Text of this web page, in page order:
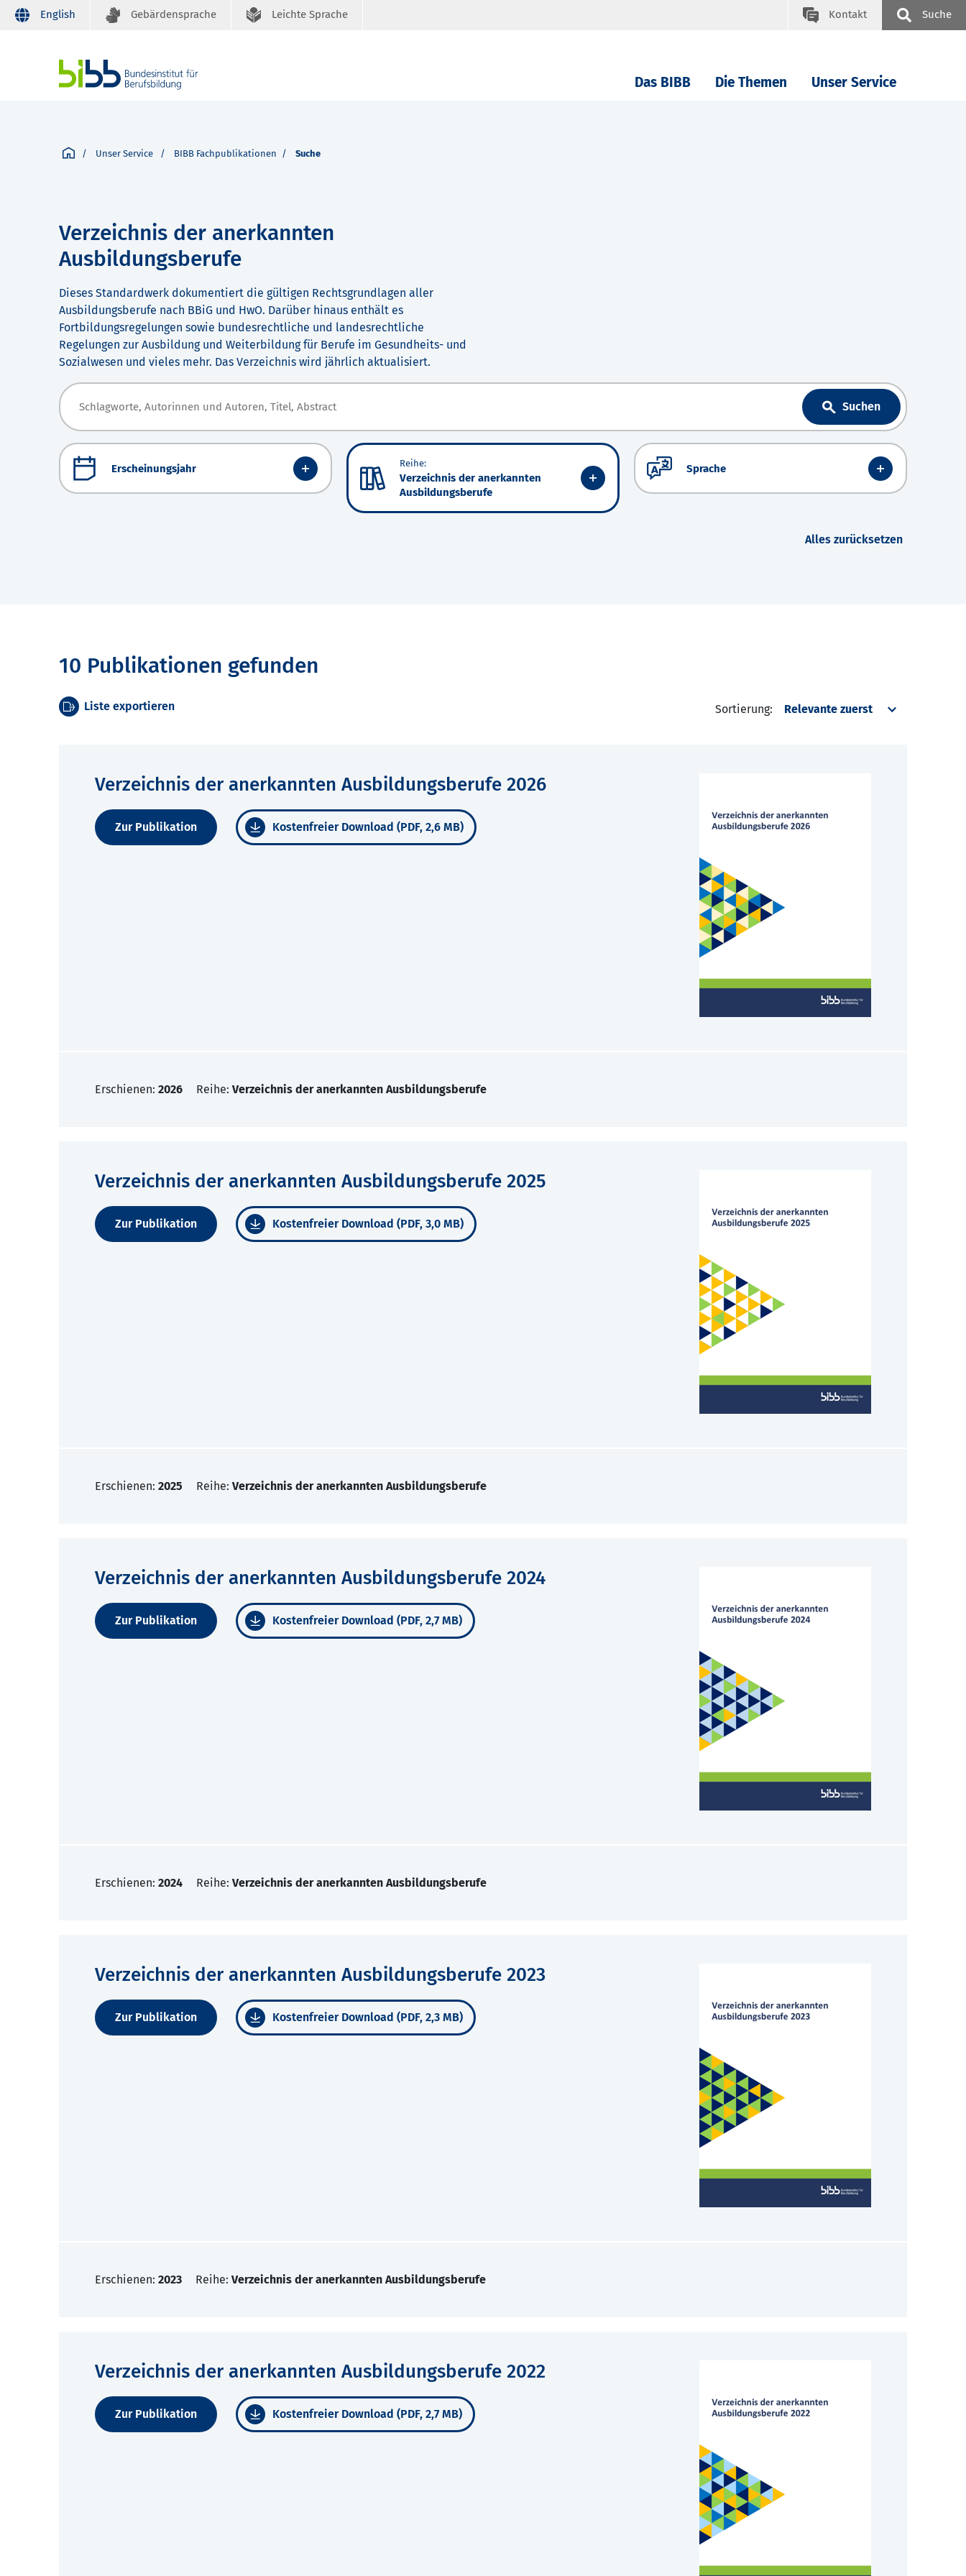
English Gebärdensprache Leichte Sprache Kontakt Suche
Das BIBB Die Themen Unser Service
Unser Service BIBB Fachpublikationen Suche
Verzeichnis der anerkannten
Ausbildungsberufe
Dieses Standardwerk dokumentiert die gültigen Rechtsgrundlagen aller
Ausbildungsberufe nach BBiG und HwO. Darüber hinaus enthält es
Fortbildungsregelungen sowie bundesrechtliche und landesrechtliche
Regelungen zur Ausbildung und Weiterbildung für Berufe im Gesundheits- und
Sozialwesen und vieles mehr. Das Verzeichnis wird jährlich aktualisiert.
Suchen
Erscheinungsjahr Reihe:
Verzeichnis der anerkannten
Ausbildungsberufe
Sprache
Alles zurücksetzen
10 Publikationen gefunden
Liste exportieren Sortierung:
Verzeichnis der anerkannten Ausbildungsberufe 2026
Zur Publikation Kostenfreier Download (PDF, 2,6 MB)
Erschienen: 2026 Reihe: Verzeichnis der anerkannten Ausbildungsberufe
Verzeichnis der anerkannten Ausbildungsberufe 2025
Zur Publikation Kostenfreier Download (PDF, 3,0 MB)
Erschienen: 2025 Reihe: Verzeichnis der anerkannten Ausbildungsberufe
Verzeichnis der anerkannten Ausbildungsberufe 2024
Zur Publikation Kostenfreier Download (PDF, 2,7 MB)
Erschienen: 2024 Reihe: Verzeichnis der anerkannten Ausbildungsberufe
Verzeichnis der anerkannten Ausbildungsberufe 2023
Zur Publikation Kostenfreier Download (PDF, 2,3 MB)
Erschienen: 2023 Reihe: Verzeichnis der anerkannten Ausbildungsberufe
Verzeichnis der anerkannten Ausbildungsberufe 2022
Zur Publikation Kostenfreier Download (PDF, 2,7 MB)